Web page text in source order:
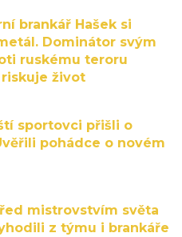
brankář Hašek si
Dominátor svým
ruskému teroru
život
sportovci přišli o
pohádce o novém
mistrovstvím světa
z týmu i brankáře